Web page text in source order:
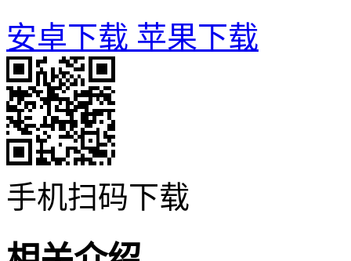
安卓下载 苹果下载
手机扫码下载